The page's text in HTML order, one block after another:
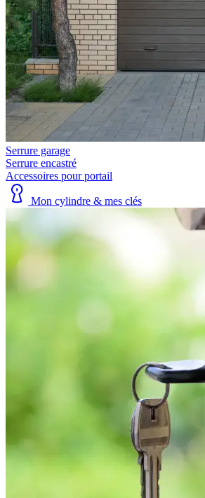
Serrure garage
Serrure encastré
Accessoires pour portail
Mon cylindre & mes clés